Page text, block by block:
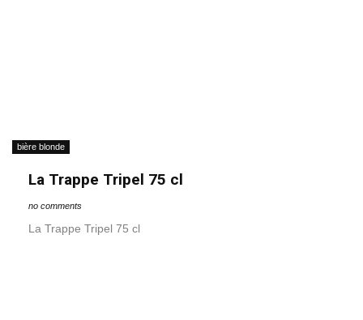
bière blonde
La Trappe Tripel 75 cl
no comments
La Trappe Tripel 75 cl